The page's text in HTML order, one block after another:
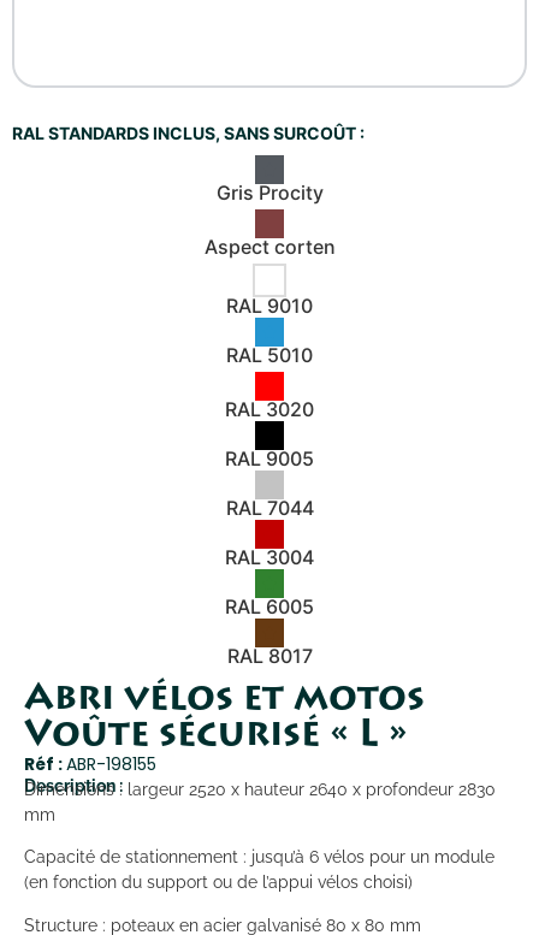
RAL STANDARDS INCLUS, SANS SURCOÛT :
Gris Procity
Aspect corten
RAL 9010
RAL 5010
RAL 3020
RAL 9005
RAL 7044
RAL 3004
RAL 6005
RAL 8017
Abri vélos et motos
Voûte sécurisé « L »
Réf :ABR-198155
Description :
Dimensions : largeur 2520 x hauteur 2640 x profondeur 2830
mm
Capacité de stationnement : jusqu’à 6 vélos pour un module
(en fonction du support ou de l’appui vélos choisi)
Structure : poteaux en acier galvanisé 80 x 80 mm